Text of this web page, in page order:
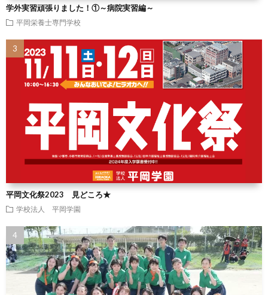
学外実習頑張りました！①～病院実習編～
平岡栄養士専門学校
平岡文化祭2023 見どころ★
学校法人 平岡学園